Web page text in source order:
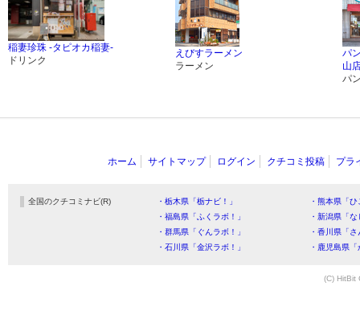
稲妻珍珠 -タピオカ稲妻-
ドリンク
えびすラーメン
ラーメン
パ
山
パ
ホーム サイトマップ ログイン クチコミ投稿 プラ
全国のクチコミナビ(R) ・栃木県「栃ナビ！」
・熊本県「
・福島県「ふくラボ！」
・新潟県「
・群馬県「ぐんラボ！」
・香川県「
・石川県「金沢ラボ！」
・鹿児島県
(C) HitBit